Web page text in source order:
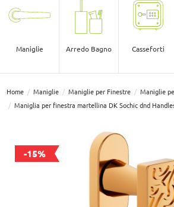
Maniglie Arredo Bagno Casseforti
Home Maniglie Maniglie per Finestre
Maniglie
Maniglia per finestra martellina DK Sochic dnd
-15%